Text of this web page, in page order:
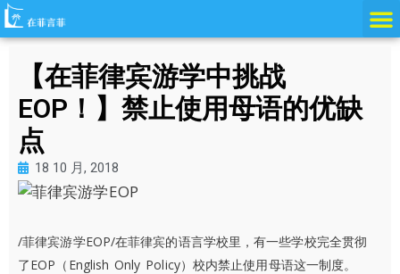
跳
至
【在菲律宾游学中挑战
EOP！】禁止使用母语的优缺
点
18 10 月, 2018
/菲律宾游学EOP/在菲律宾的语言学校里，有一些学校完全贯彻
了EOP（English Only Policy）校内禁止使用母语这一制度。